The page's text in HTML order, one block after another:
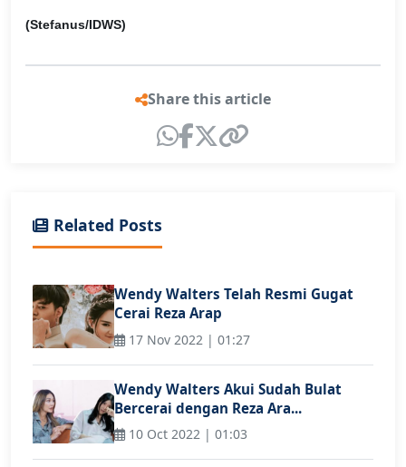
(Stefanus/IDWS)
Share this article
Related Posts
Wendy Walters Telah Resmi Gugat
Cerai Reza Arap
17 Nov 2022 | 01:27
Wendy Walters Akui Sudah Bulat
Bercerai dengan Reza Ara...
10 Oct 2022 | 01:03